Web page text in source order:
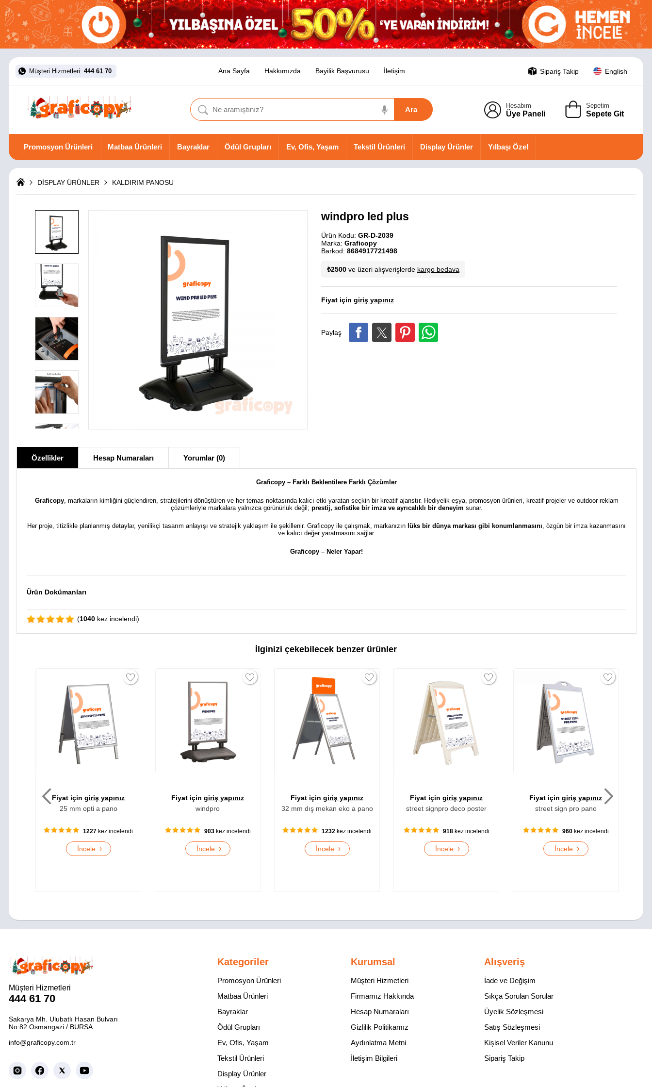
Müşteri Hizmetleri: 444 61 70 Ana Sayfa Hakkımızda Bayilik Başvurusu İletişim Sipariş Takip English
Hesabım
Üye Paneli
Sepetim
Sepete Git
Promosyon Ürünleri Matbaa Ürünleri Bayraklar Ödül Grupları Ev, Ofis, Yaşam Tekstil Ürünleri Display Ürünler Yılbaşı Özel
DİSPLAY ÜRÜNLER KALDIRIM PANOSU
windpro led plus
Ürün Kodu: GR-D-2039
Marka: Graficopy
Barkod: 8684917721498
₺2500 ve üzeri alışverişlerde kargo bedava
Fiyat için giriş yapınız
Paylaş
Özellikler Hesap Numaraları Yorumlar (0)
Graficopy – Farklı Beklentilere Farklı Çözümler
Graficopy, markaların kimliğini güçlendiren, stratejilerini dönüştüren ve her temas noktasında kalıcı etki yaratan seçkin bir kreatif ajanstır. Hediyelik eşya, promosyon ürünleri, kreatif projeler ve outdoor reklam
çözümleriyle markalara yalnızca görünürlük değil; prestij, sofistike bir imza ve ayrıcalıklı bir deneyim sunar.
Her proje, titizlikle planlanmış detaylar, yenilikçi tasarım anlayışı ve stratejik yaklaşım ile şekillenir. Graficopy ile çalışmak, markanızın lüks bir dünya markası gibi konumlanmasını, özgün bir imza kazanmasını
ve kalıcı değer yaratmasını sağlar.
Graficopy – Neler Yapar!
Ürün Dokümanları
(1040 kez incelendi)
İlginizi çekebilecek benzer ürünler
Fiyat içingiriş yapınız
windpro
903kez incelendi
İncele ›
Fiyat içingiriş yapınız
32 mm dış mekan eko a pano
1232kez incelendi
İncele ›
Fiyat içingiriş yapınız
street signpro deco poster
918kez incelendi
İncele ›
Fiyat içingiriş yapınız
street sign pro pano
960kez incelendi
İncele ›
Fiyat içingiriş yapınız
windpro slim
899kez incelendi
İncele ›
Müşteri Hizmetleri
444 61 70
Sakarya Mh. Ulubatlı Hasan Bulvarı
No:82 Osmangazi / BURSA
info@graficopy.com.tr
Kategoriler Kurumsal Alışveriş
Promosyon Ürünleri
Matbaa Ürünleri
Bayraklar
Ödül Grupları
Ev, Ofis, Yaşam
Tekstil Ürünleri
Display Ürünler
Müşteri Hizmetleri
Firmamız Hakkında
Hesap Numaraları
Gizlilik Politikamız
Aydınlatma Metni
İletişim Bilgileri
İade ve Değişim
Sıkça Sorulan Sorular
Üyelik Sözleşmesi
Satış Sözleşmesi
Kişisel Veriler Kanunu
Sipariş Takip